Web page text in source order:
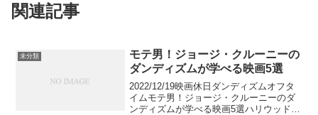
関連記事
未分類
モテ男！ジョージ・クルーニーの
ダンディズムが学べる映画5選
2022/12/19映画休日ダンディズムオフタ
イムモテ男！ジョージ・クルーニーのダ
ンディズムが学べる映画5選ハリウッドセ